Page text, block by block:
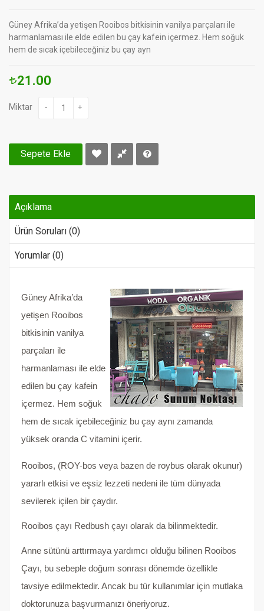
Güney Afrika’da yetişen Rooibos bitkisinin vanilya parçaları ile
harmanlaması ile elde edilen bu çay kafein içermez. Hem soğuk
hem de sıcak içebileceğiniz bu çay ayn
21.00
Miktar - +
Sepete Ekle
Açıklama
Ürün Soruları (0)
Yorumlar (0)
Güney Afrika’da
yetişen Rooibos
bitkisinin vanilya
parçaları ile
harmanlaması ile elde
edilen bu çay kafein
içermez. Hem soğuk
hem de sıcak içebileceğiniz bu çay aynı zamanda
yüksek oranda C vitamini içerir.
Rooibos, (ROY-bos veya bazen de roybus olarak okunur)
yararlı etkisi ve eşsiz lezzeti nedeni ile tüm dünyada
sevilerek içilen bir çaydır.
Rooibos çayı Redbush çayı olarak da bilinmektedir.
Anne sütünü arttırmaya yardımcı olduğu bilinen Rooibos
Çayı, bu sebeple doğum sonrası dönemde özellikle
tavsiye edilmektedir. Ancak bu tür kullanımlar için mutlaka
doktorunuza başvurmanızı öneriyoruz.